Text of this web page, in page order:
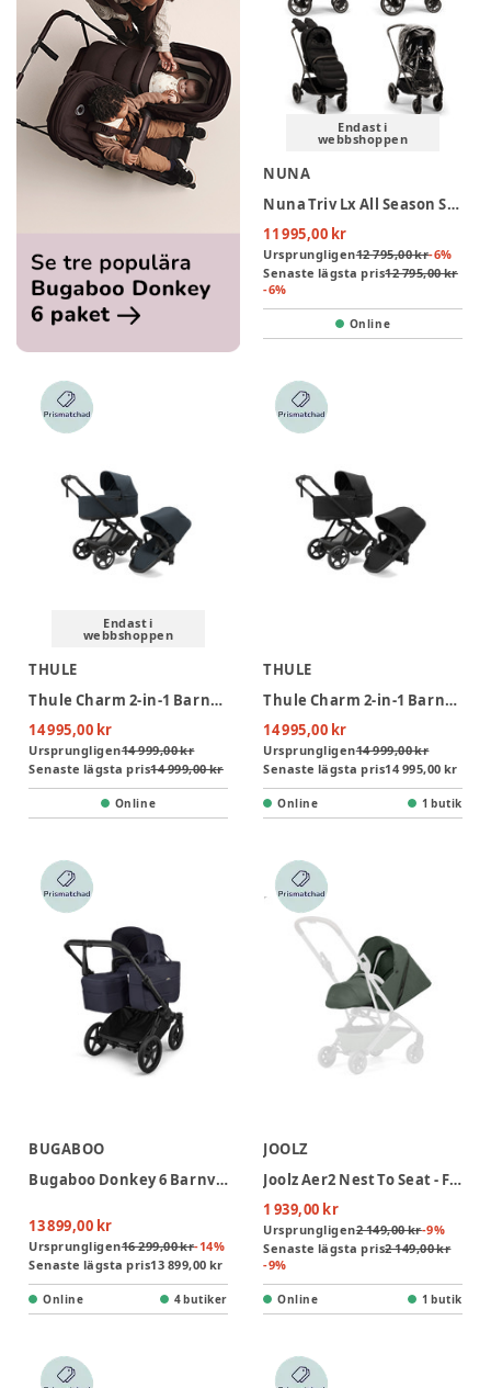
Endast i
webbshoppen
NUNA
Nuna Triv Lx All Season Set Duovagn - Caviar
11 995,00 kr
Ursprungligen12 795,00 kr-6%
Senaste lägsta pris12 795,00 kr
-6%
Online
Endast i
webbshoppen
THULE
Thule Charm 2-in-1 Barnvagn - Darkest Blue
14 995,00 kr
Ursprungligen14 999,00 kr
Senaste lägsta pris14 999,00 kr
Online
THULE
Thule Charm 2-in-1 Barnvagn - Black
14 995,00 kr
Ursprungligen14 999,00 kr
Senaste lägsta pris14 995,00 kr
Online 1 butik
BUGABOO
Bugaboo Donkey 6 Barnvagn - Deep Indigo/Black
13 899,00 kr
Ursprungligen16 299,00 kr-14%
Senaste lägsta pris13 899,00 kr
Online 4 butiker
JOOLZ
Joolz Aer2 Nest To Seat - Forest Green
1 939,00 kr
Ursprungligen2 149,00 kr-9%
Senaste lägsta pris2 149,00 kr
-9%
Online 1 butik